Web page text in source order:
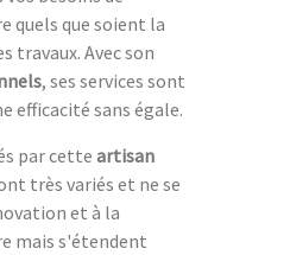
quels que soient la
travaux. Avec son
, ses services sont
efficacité sans égale.
par cette artisan
très variés et ne se
et à la
mais s'étendent